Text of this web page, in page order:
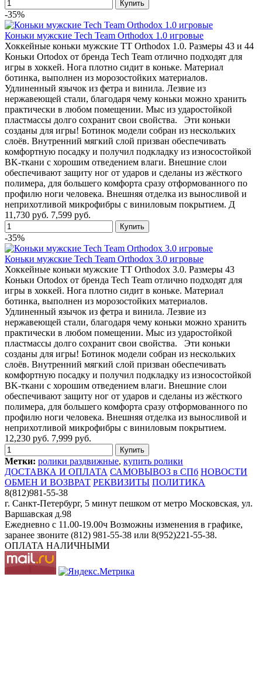
-35%
Коньки мужские Tech Team Orthodox 1.0 игровые
Хоккейные коньки мужские TT Orthodox 1.0. Размеры 43 и 44
Коньки Ortodox от бренда Tech Team отлично подходят для
игры в хоккей. Нога плотно сидит в коньке. Материал
ботинка, выполнен из морозостойких материалов.
Удлиненный язычок из фетра и винила. Лезвие из
нержавеющей стали, благодаря чему коньки можно хранить
практически в любом помещении. Мыс из ударостойкой
пластмассы долго сохранит свои свойства. Эти коньки
созданы для игры! Ботинок модели собран из нескольких
слоёв. Внутренний мягкий слой призван обеспечивать
комфортную посадку и получил подкладку из износостойкой
BK-ткани с хорошим отведением влаги. Внешние слои
обеспечивают защиту ног от ударов и сделаны из жёсткого
полимера, для большего комфорта сразу отформованного по
профилю ноги человека. Внешняя отделка из выносливой и
неприхотливой микрофибры с виниловым покрытием. Д
11,730 руб. 7,599 руб.
-35%
Коньки мужские Tech Team Orthodox 3.0 игровые
Хоккейные коньки мужские TT Orthodox 3.0. Размеры 43
Коньки Ortodox от бренда Tech Team отлично подходят для
игры в хоккей. Нога плотно сидит в коньке. Материал
ботинка, выполнен из морозостойких материалов.
Удлиненный язычок из фетра и винила. Лезвие из
нержавеющей стали, благодаря чему коньки можно хранить
практически в любом помещении. Мыс из ударостойкой
пластмассы долго сохранит свои свойства. Эти коньки
созданы для игры! Ботинок модели собран из нескольких
слоёв. Внутренний мягкий слой призван обеспечивать
комфортную посадку и получил подкладку из износостойкой
BK-ткани с хорошим отведением влаги. Внешние слои
обеспечивают защиту ног от ударов и сделаны из жёсткого
полимера, для большего комфорта сразу отформованного по
профилю ноги человека. Внешняя отделка из выносливой и
неприхотливой микрофибры с виниловым покрытием.
12,230 руб. 7,999 руб.
Метки: ролики раздвижные, купить ролики
ДОСТАВКА И ОПЛАТА САМОВЫВОЗ в СПб НОВОСТИ
ОБМЕН И ВОЗВРАТ РЕКВИЗИТЫ ПОЛИТИКА
8(812)981-55-38
г. Санкт-Петербург, 5 минут пешком от метро Московская, ул.
Варшавская д.98
Ежедневно c 11.00-19.00ч Возможны изменения в графике,
заранее звоните (812) 981-55-38 или 8(952)221-55-38.
ОПЛАТА НАЛИЧНЫМИ